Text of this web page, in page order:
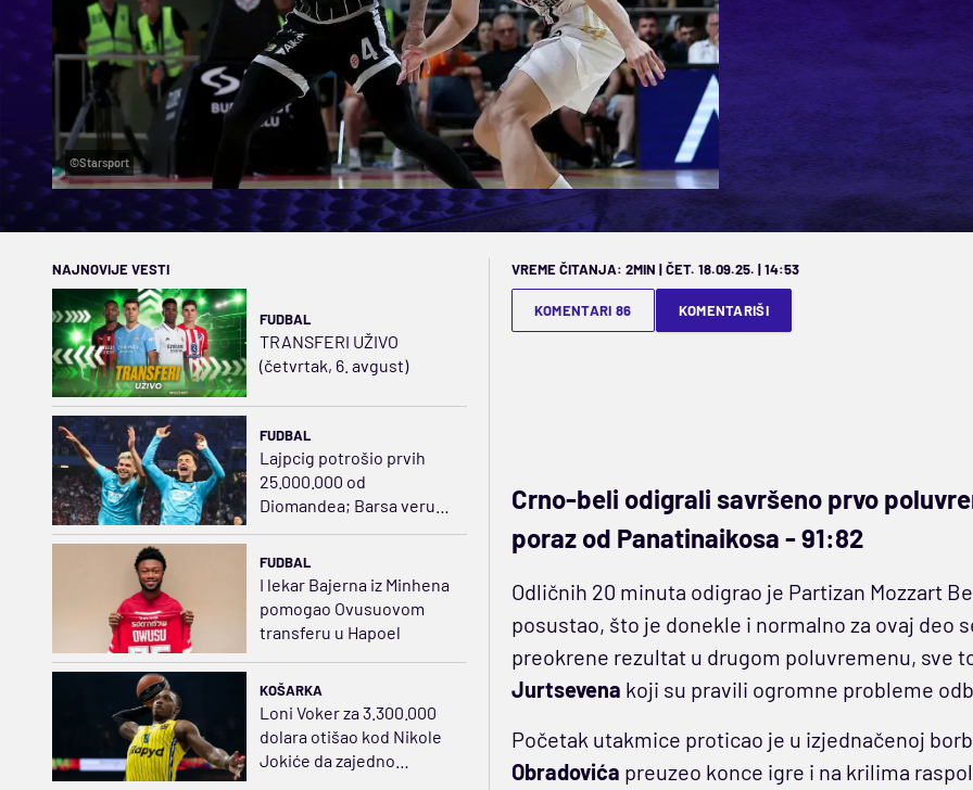
©Starsport
NAJNOVIJE VESTI
FUDBAL
TRANSFERI UŽIVO
(četvrtak, 6. avgust)
FUDBAL
Lajpcig potrošio prvih
25.000.000 od
Diomandea; Barsa veruje
FUDBAL
I lekar Bajerna iz Minhena
pomogao Ovusuovom
transferu u Hapoel
KOŠARKA
Loni Voker za 3.300.000
dolara otišao kod Nikole
Jokiće da zajedno
VREME ČITANJA: 2MIN | ČET. 18.09.25. | 14:53
KOMENTARI 86 KOMENTARIŠI
Crno-beli odigrali savršeno prvo
poraz od Panatinaikosa - 91:82
Odličnih 20 minuta odigrao je Partizan Mozzart
posustao, što je donekle i normalno za ovaj deo
preokrene rezultat u drugom poluvremenu, sve
Jurtsevena koji su pravili ogromne probleme
Početak utakmice proticao je u izjednačenoj
Obradovića preuzeo konce igre i na krilima